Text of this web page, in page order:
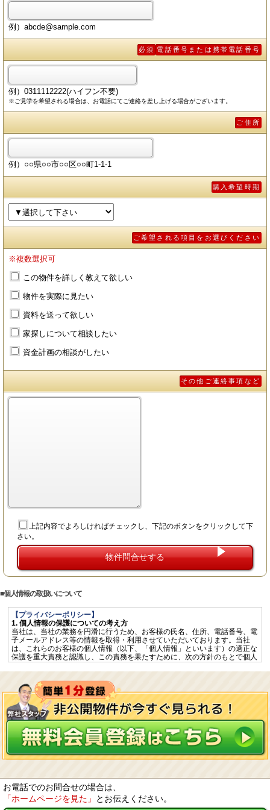
例）abcde@sample.com
電話番号または携帯電話番号
必須
例）0311112222(ハイフン不要)
※ご見学を希望される場合は、お電話にてご連絡を差し上げる場合がございます。
ご住所
例）○○県○○市○○区○○町1-1-1
購入希望時期
ご希望される項目をお選びください
※複数選択可
この物件を詳しく教えて欲しい
物件を実際に見たい
資料を送って欲しい
家探しについて相談したい
資金計画の相談がしたい
その他ご連絡事項など
上記内容でよろしければチェックし、下記のボタンをクリックして下
さい。
個人情報の取扱いについて
【プライバシーポリシー】
1. 個人情報の保護についての考え方
当社は、当社の業務を円滑に行うため、お客様の氏名、住所、電話番号、電
子メールアドレス等の情報を取得・利用させていただいております。当社
は、これらのお客様の個人情報（以下、「個人情報」といいます）の適正な
保護を重大責務と認識し、この責務を果たすために、次の方針のもとで個人
個人情報に適用される「個人情報の保護に関する法律」その他の関係法令を
遵守するとともに、一般に公正妥当と認められる個人情報の取扱いに関する
慣行に準拠し、適切に取り扱います。
個人情報の取扱いに関する規程を明確にし、従業者へ周知徹底します。ま
た、取引先等に対しても適切に個人情報を取り扱うように要請します。
個人情報の取得に際しては、利用目的を特定して通知又は公表し、その利用
目的に従って個人情報を取り扱います。
個人情報の漏洩、紛失、改ざん等を防止するため、必要な対策を講じて適切
な管理を行います。
保有する個人情報について、お客様本人からの開示、訂正、削除、利用停止
の依頼を所定の窓口でお受けして、誠意をもって対応します。
いを外部に委託することがあります。委託する場合には、適正な取扱いを確
保するための契約締結、実施状況の点検などを行います。
3. 第三者への開示・提供
お電話でのお問合せの場合は、
「ホームページを見た」
とお伝えください。